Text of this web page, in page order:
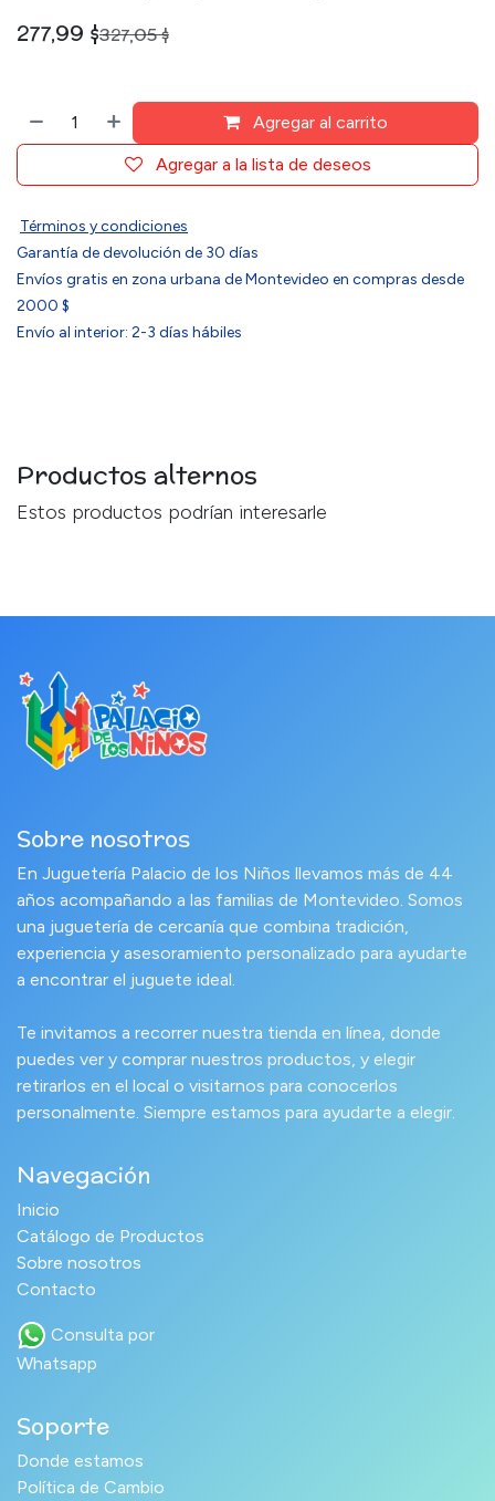
277,99 $327,05$
Agregar al carrito
Agregar a la lista de deseos
Términos y condiciones
Garantía de devolución de 30 días
Envíos gratis en zona urbana de Montevideo en compras desde
2000 $
Envío al interior: 2-3 días hábiles
Productos alternos
Estos productos podrían interesarle
Sobre nosotros
En Juguetería Palacio de los Niños llevamos más de 44
años acompañando a las familias de Montevideo. Somos
una juguetería de cercanía que combina tradición,
experiencia y asesoramiento personalizado para ayudarte
a encontrar el juguete ideal.
Te invitamos a recorrer nuestra tienda en línea, donde
puedes ver y comprar nuestros productos, y elegir
retirarlos en el local o visitarnos para conocerlos
personalmente. Siempre estamos para ayudarte a elegir.
Navegación
Inicio
Catálogo de Productos
Sobre nosotros
Contacto
Consulta por
Whatsapp
Soporte
Donde estamos
Política de Cambio